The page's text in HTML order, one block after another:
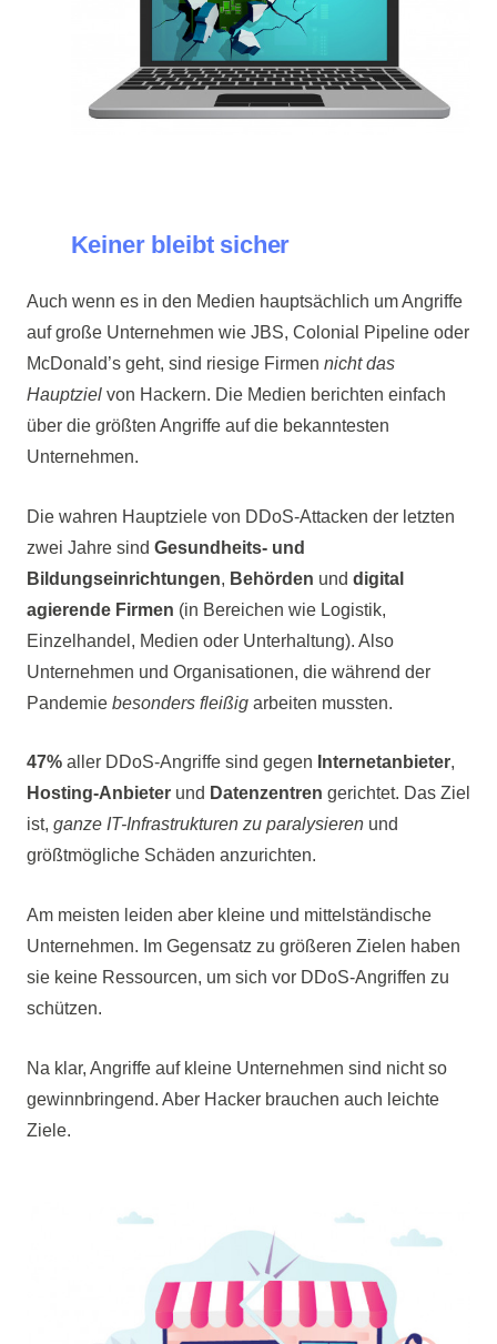
Keiner bleibt sicher
Auch wenn es in den Medien hauptsächlich um Angriffe
auf große Unternehmen wie JBS, Colonial Pipeline oder
McDonald’s geht, sind riesige Firmen nicht das
Hauptzielvon Hackern. Die Medien berichten einfach
über die größten Angriffe auf die bekanntesten
Unternehmen.
Die wahren Hauptziele von DDoS-Attacken der letzten
zwei Jahre sind Gesundheits- und
Bildungseinrichtungen, Behörden und digital
agierende Firmen (in Bereichen wie Logistik,
Einzelhandel, Medien oder Unterhaltung). Also
Unternehmen und Organisationen, die während der
Pandemie besonders fleißigarbeiten mussten.
47%aller DDoS-Angriffe sind gegen Internetanbieter,
Hosting-Anbieterund Datenzentren gerichtet. Das Ziel
ist, ganze IT-Infrastrukturen zu paralysierenund
größtmögliche Schäden anzurichten.
Am meisten leiden aber kleine und mittelständische
Unternehmen. Im Gegensatz zu größeren Zielen haben
sie keine Ressourcen, um sich vor DDoS-Angriffen zu
schützen.
Na klar, Angriffe auf kleine Unternehmen sind nicht so
gewinnbringend. Aber Hacker brauchen auch leichte
Ziele.